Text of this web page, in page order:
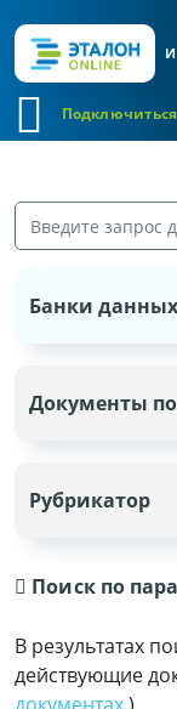
Подключиться
Поиск по
В результатах
действующие
Банки данных
Документы
Рубрикатор